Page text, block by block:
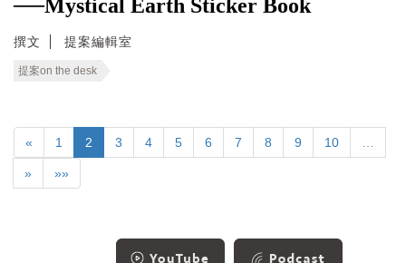
──Mystical Earth Sticker Book
撰文 提案編輯室
提案on the desk
« 1 2 3 4 5 6 7 8 9 10
» »»